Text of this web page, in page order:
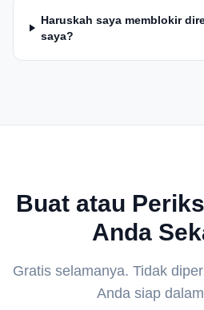
Haruskah saya memblokir
saya?
Buat atau
Anda
Gratis selamanya. Tidak
Anda siap